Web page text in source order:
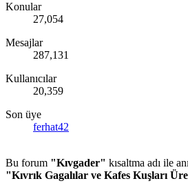
Konular
27,054
Mesajlar
287,131
Kullanıcılar
20,359
Son üye
ferhat42
Bu forum "Kıvgader" kısaltma adı ile
"Kıvrık Gagalılar ve Kafes Kuşları